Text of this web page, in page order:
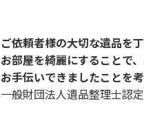
ご依頼者様の大切な遺品を
お部屋を綺麗にすることで
お手伝いできましたことを考
一般財団法人遺品整理士